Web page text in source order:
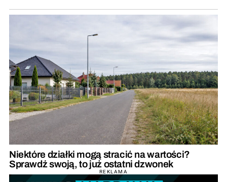
Niektóre działki mogą stracić na wartości?
Sprawdź swoją, to już ostatni dzwonek
REKLAMA